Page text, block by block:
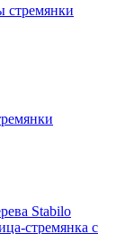
стремянки
Stabilo
стремянка с